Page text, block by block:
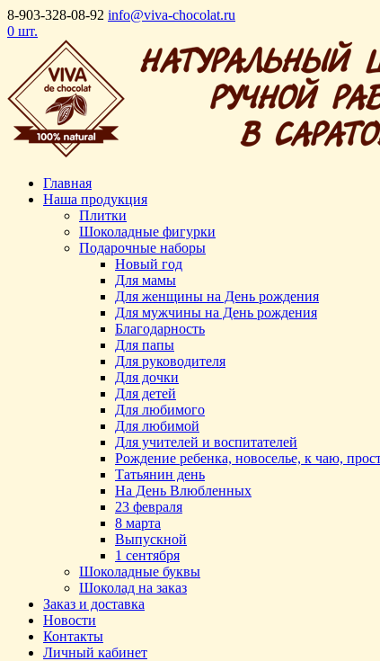
8-903-328-08-92 info@viva-chocolat.ru
0 шт.
Главная
Наша продукция
Плитки
Шоколадные фигурки
Подарочные наборы
Новый год
Для мамы
Для женщины на День рождения
Для мужчины на День рождения
Благодарность
Для папы
Для руководителя
Для дочки
Для детей
Для любимого
Для любимой
Для учителей и воспитателей
Рождение ребенка, новоселье, к чаю,
Татьянин день
На День Влюбленных
23 февраля
8 марта
Выпускной
1 сентября
Шоколадные буквы
Шоколад на заказ
Заказ и доставка
Новости
Контакты
Личный кабинет